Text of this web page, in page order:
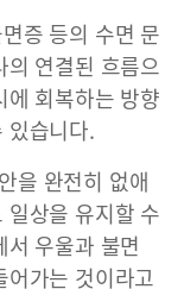
증 등의 수면 문
연결된 흐름으
회복하는 방향
있습니다.
을 완전히 없애
상을 유지할 수
우울과 불면
가는 것이라고